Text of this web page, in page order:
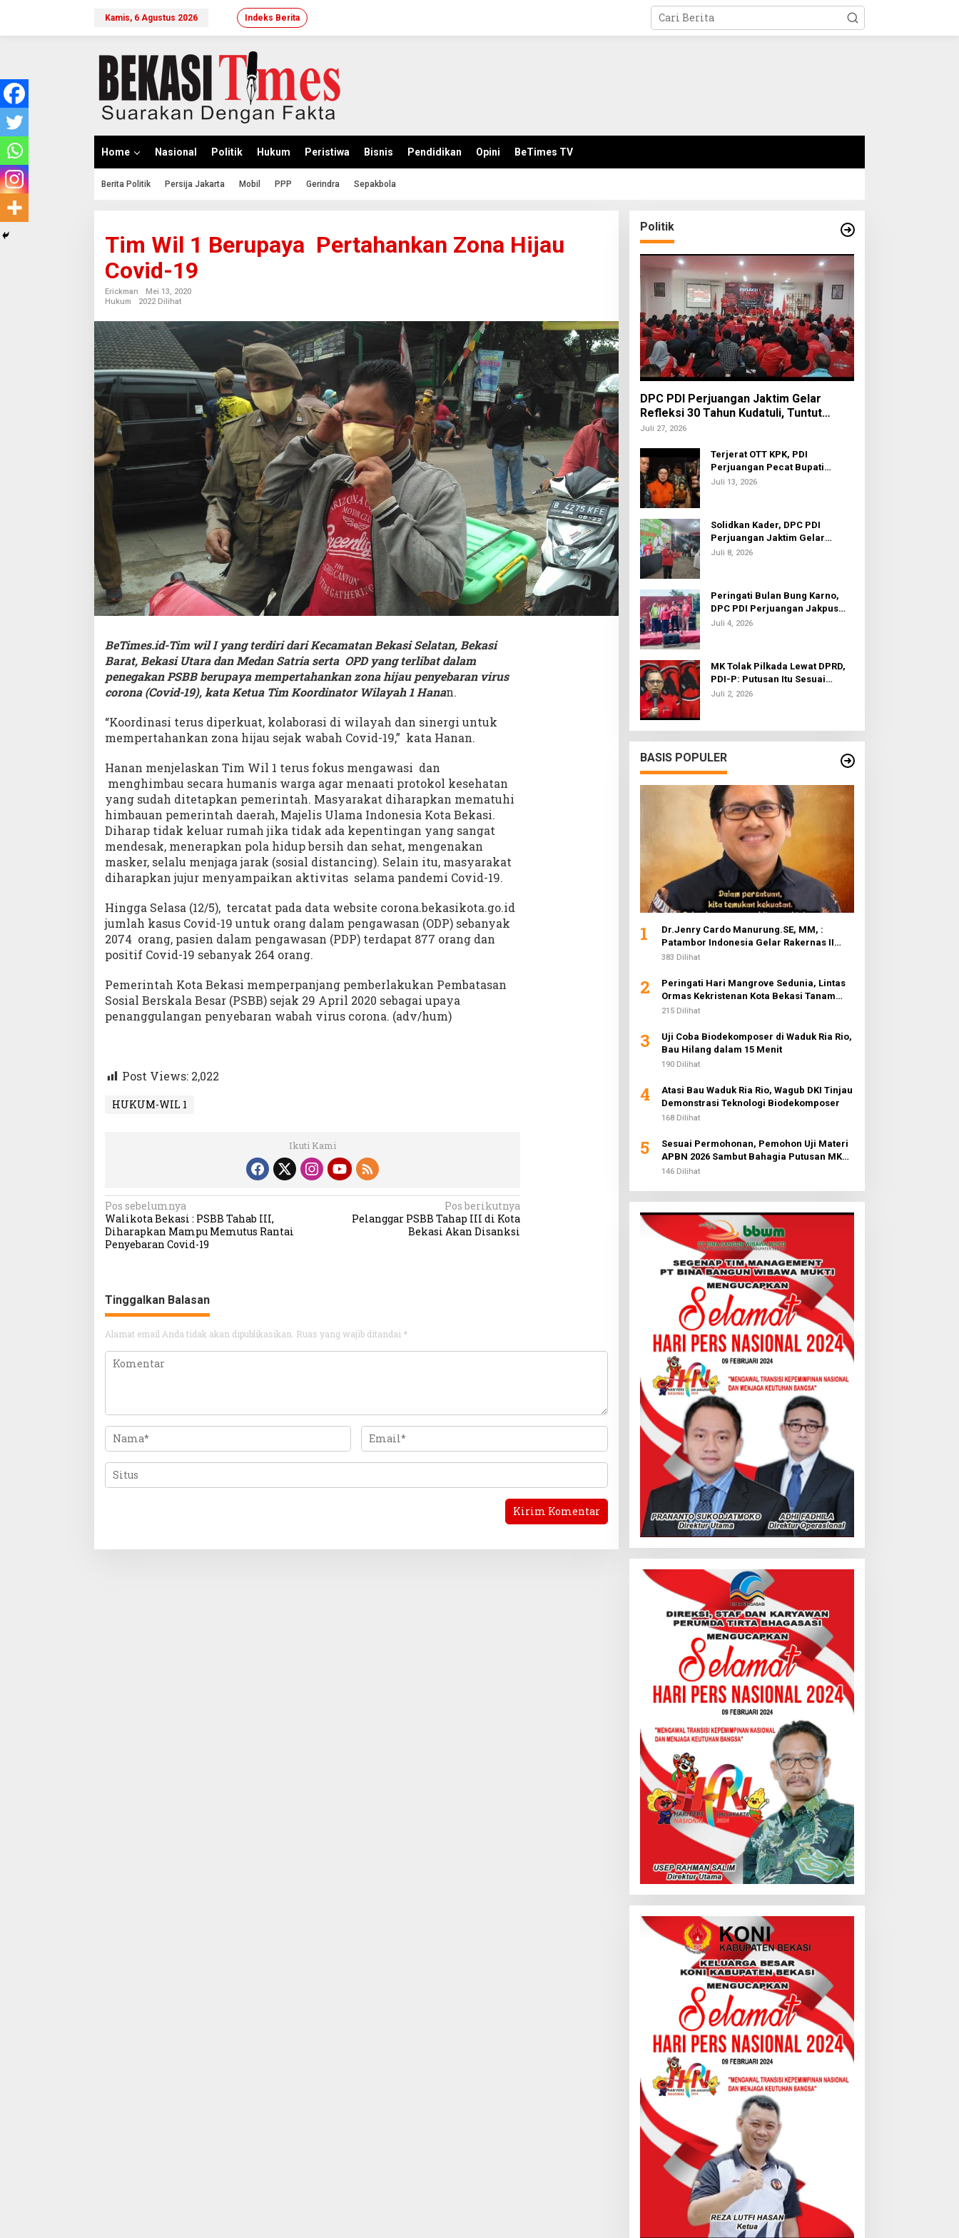
Kamis, 6 Agustus 2026 Indeks Berita
Home Nasional Politik Hukum Peristiwa Bisnis Pendidikan Opini BeTimes TV
Berita Politik Persija Jakarta Mobil PPP Gerindra Sepakbola
Tim Wil 1 Berupaya Pertahankan Zona Hijau
Covid-19
Erickman
Mei 13, 2020
Hukum
2022 Dilihat
BeTimes.id-Tim wil I yang terdiri dari Kecamatan Bekasi Selatan, Bekasi
Barat, Bekasi Utara dan Medan Satria serta OPD yang terlibat dalam
penegakan PSBB berupaya mempertahankan zona hijau penyebaran virus
corona (Covid-19), kata Ketua Tim Koordinator Wilayah 1 Hanan.
“Koordinasi terus diperkuat, kolaborasi di wilayah dan sinergi untuk
mempertahankan zona hijau sejak wabah Covid-19,” kata Hanan.
Hanan menjelaskan Tim Wil 1 terus fokus mengawasi dan
menghimbau secara humanis warga agar menaati protokol kesehatan
yang sudah ditetapkan pemerintah. Masyarakat diharapkan mematuhi
himbauan pemerintah daerah, Majelis Ulama Indonesia Kota Bekasi.
Diharap tidak keluar rumah jika tidak ada kepentingan yang sangat
mendesak, menerapkan pola hidup bersih dan sehat, mengenakan
masker, selalu menjaga jarak (sosial distancing). Selain itu, masyarakat
diharapkan jujur menyampaikan aktivitas selama pandemi Covid-19.
Hingga Selasa (12/5), tercatat pada data website corona.bekasikota.go.id
jumlah kasus Covid-19 untuk orang dalam pengawasan (ODP) sebanyak
2074 orang, pasien dalam pengawasan (PDP) terdapat 877 orang dan
positif Covid-19 sebanyak 264 orang.
Pemerintah Kota Bekasi memperpanjang pemberlakukan Pembatasan
Sosial Berskala Besar (PSBB) sejak 29 April 2020 sebagai upaya
penanggulangan penyebaran wabah virus corona. (adv/hum)
Post Views: 2,022
HUKUM-WIL 1
Ikuti Kami
Navigasi
pos
Pos sebelumnya
Walikota Bekasi : PSBB Tahab III,
Diharapkan Mampu Memutus Rantai
Penyebaran Covid-19
Pos berikutnya
Pelanggar PSBB Tahap III di Kota
Bekasi Akan Disanksi
Tinggalkan Balasan
Alamat email Anda tidak akan dipublikasikan. Ruas yang wajib ditandai *
Politik
DPC PDI Perjuangan Jaktim Gelar
Refleksi 30 Tahun Kudatuli, Tuntut
Penuntasan Hukum Aktor Intelektual
Juli 27, 2026
Terjerat OTT KPK, PDI
Perjuangan Pecat Bupati
Sukoharjo Etik Suryani
Juli 13, 2026
Solidkan Kader, DPC PDI
Perjuangan Jaktim Gelar
Nobar Piala Dunia 2026
Juli 8, 2026
Peringati Bulan Bung Karno,
DPC PDI Perjuangan Jakpus
Gelar Turnamen Sepak Bola U-
Juli 4, 2026
MK Tolak Pilkada Lewat DPRD,
PDI-P: Putusan Itu Sesuai
dengan Semangat Reformasi
Juli 2, 2026
BASIS POPULER
1
Dr.Jenry Cardo Manurung.SE, MM, :
Patambor Indonesia Gelar Rakernas II
Evaluasi Program Kerja
383 Dilihat
2
Peringati Hari Mangrove Sedunia, Lintas
Ormas Kekristenan Kota Bekasi Tanam
3.000 Pohon di Pantai Sederhana
215 Dilihat
3
Uji Coba Biodekomposer di Waduk Ria Rio,
Bau Hilang dalam 15 Menit
190 Dilihat
4
Atasi Bau Waduk Ria Rio, Wagub DKI Tinjau
Demonstrasi Teknologi Biodekomposer
168 Dilihat
5
Sesuai Permohonan, Pemohon Uji Materi
APBN 2026 Sambut Bahagia Putusan MK
Soal Anggaran MBG
146 Dilihat